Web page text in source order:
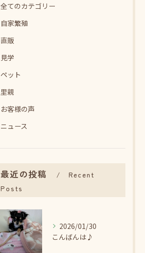
全てのカテゴリー
自家繁殖
直販
見学
ペット
里親
お客様の声
ニュース
最近の投稿
Recent
Posts
2026/01/30
こんばんは♪